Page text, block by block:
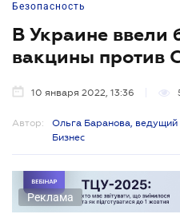
Безопасность
В Украине ввели
вакцины против
10 января 2022, 13:36
Автор:
Ольга Баранова,
Бизнес
Реклама